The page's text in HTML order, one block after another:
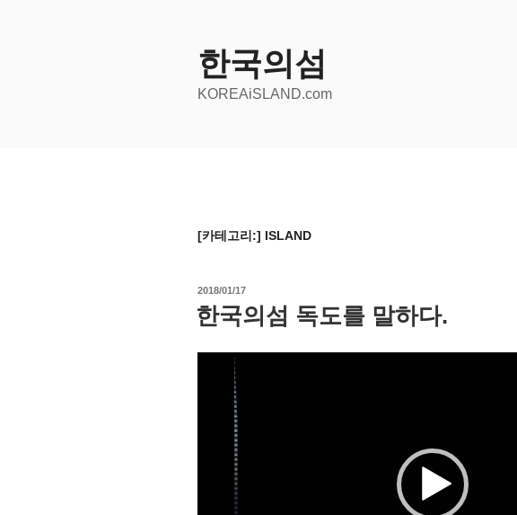
한국의섬
KOREAiSLAND.com
[카테고리:] ISLAND
작
성
일
2018/01/17
한국의섬 독도를 말하다.